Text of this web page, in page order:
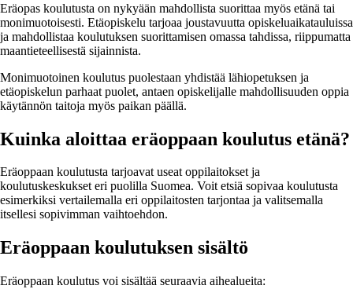
Eräopas koulutusta on nykyään mahdollista suorittaa myös etänä tai
monimuotoisesti. Etäopiskelu tarjoaa joustavuutta opiskeluaikatauluissa
ja mahdollistaa koulutuksen suorittamisen omassa tahdissa, riippumatta
maantieteellisestä sijainnista.
Monimuotoinen koulutus puolestaan yhdistää lähiopetuksen ja
etäopiskelun parhaat puolet, antaen opiskelijalle mahdollisuuden oppia
käytännön taitoja myös paikan päällä.
Kuinka aloittaa eräoppaan koulutus etänä?
Eräoppaan koulutusta tarjoavat useat oppilaitokset ja
koulutuskeskukset eri puolilla Suomea. Voit etsiä sopivaa koulutusta
esimerkiksi vertailemalla eri oppilaitosten tarjontaa ja valitsemalla
itsellesi sopivimman vaihtoehdon.
Eräoppaan koulutuksen sisältö
Eräoppaan koulutus voi sisältää seuraavia aihealueita: